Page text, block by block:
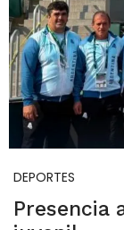
DEPORTES
Presencia